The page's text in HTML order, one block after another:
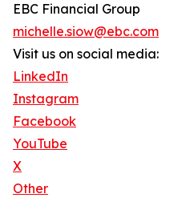
EBC Financial Group
michelle.siow@ebc.com
Visit us on social media:
LinkedIn
Instagram
Facebook
YouTube
X
Other